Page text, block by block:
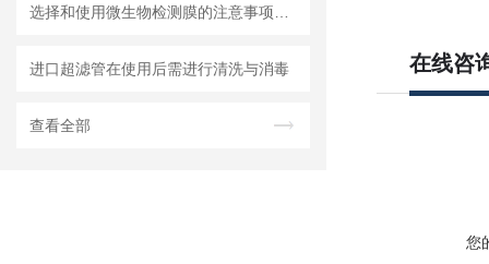
进口超滤管在使用后需进行清洗与消毒
查看全部
在线咨
您